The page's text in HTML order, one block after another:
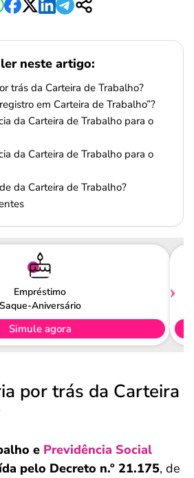
neste artigo:
trás da Carteira de Trabalho?
em Carteira de Trabalho”?
da Carteira de Trabalho para o
da Carteira de Trabalho para o
da Carteira de Trabalho?
Empréstimo
Saque-Aniversário
Simule agora
por trás da Carteira
e Previdência Social
pelo Decreto n.º 21.175, de